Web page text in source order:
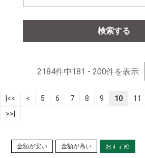
2184件中181 - 200件を表示
|<< < 5 6 7 8 9 10 11
>>|
金額が安い 金額が高い おすすめ